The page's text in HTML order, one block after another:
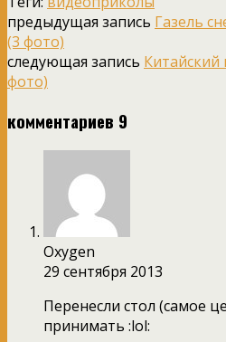
предыдущая запись Газель
(3 фото)
следующая запись
фото)
комментариев 9
Oxygen
29 сентября 2013
Перенесли стол (самое
принимать :lol: